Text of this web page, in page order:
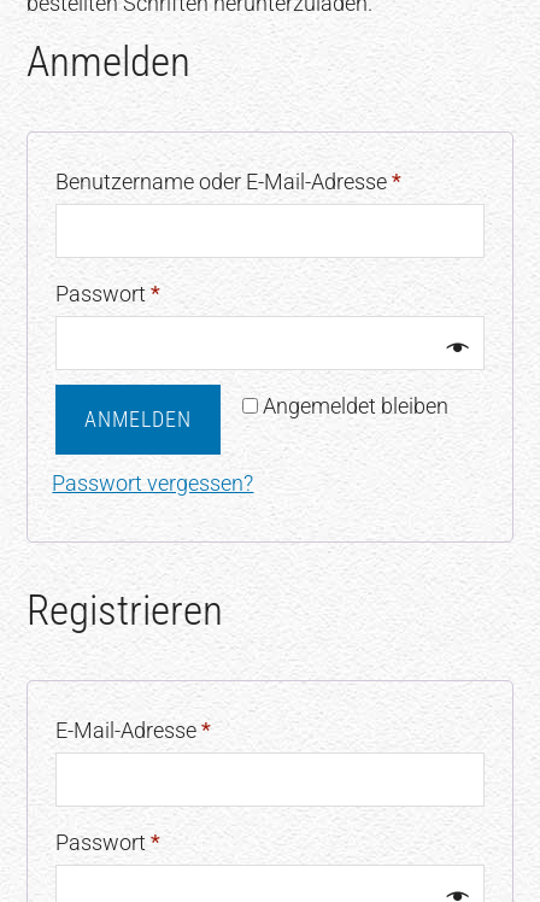
Anmelden
Benutzername oder E-Mail-Adresse*
Passwort*
Angemeldet bleiben
ANMELDEN
Passwort vergessen?
Registrieren
E-Mail-Adresse*
Passwort*